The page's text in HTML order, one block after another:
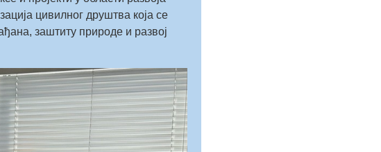
цивилног друштва која се
заштиту природе и развој